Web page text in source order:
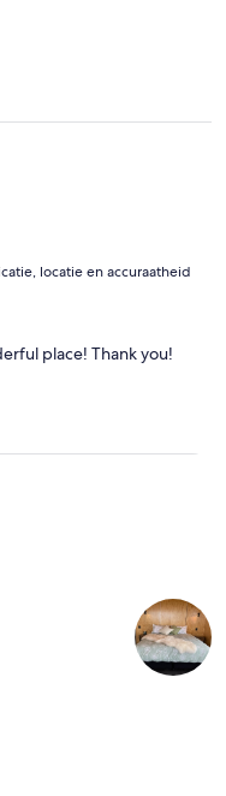
locatie en accuraatheid
place! Thank you!